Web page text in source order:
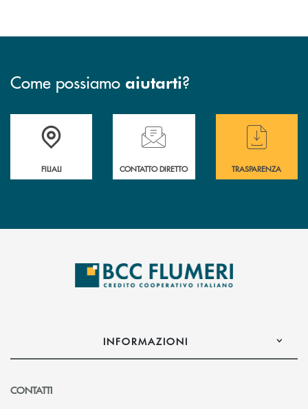
Come possiamo aiutarti?
Trova la filiale più vicina a te
FILIALI
Hai bisogno di assistenza immediata ?
CONTATTO DIRETTO
Hai bisogno di
TRASPARENZA
INFORMAZIONI
CONTATTI